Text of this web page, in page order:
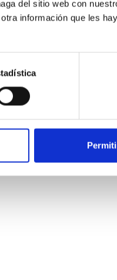
del sitio web con
información que les
de la Ley 14/2011, de
funciones: